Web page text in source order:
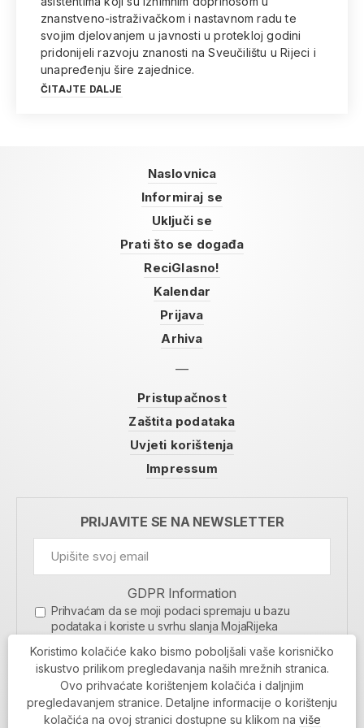
znanstveno-istraživačkom i nastavnom radu te
svojim djelovanjem u javnosti u protekloj godini
pridonijeli razvoju znanosti na Sveučilištu u Rijeci i
unapređenju šire zajednice.
ČITAJTE DALJE
Naslovnica
Informiraj se
Uključi se
Prati što se događa
ReciGlasno!
Kalendar
Prijava
Arhiva
Pristupačnost
Zaštita podataka
Uvjeti korištenja
Impressum
PRIJAVITE SE NA NEWSLETTER
GDPR Information
Prihvaćam da se moji podaci spremaju u bazu
podataka i koriste u svrhu slanja MojaRijeka
MOJARIJEKA NEWSLETTER
PRIJAVI SE
Koristimo kolačiće kako bismo poboljšali vaše korisničko
iskustvo prilikom pregledavanja naših mrežnih stranica.
Ovo prihvaćate korištenjem kolačića i daljnjim
pregledavanjem stranice. Detaljne informacije o korištenju
kolačića na ovoj stranici dostupne su klikom na više